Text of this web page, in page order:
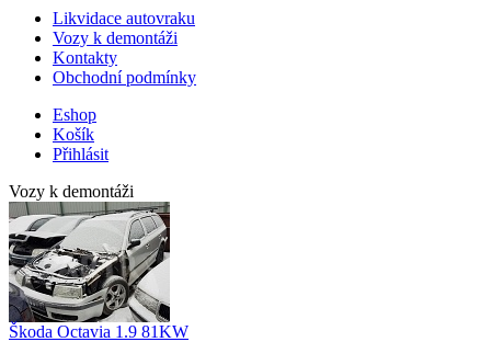
Likvidace autovraku
Vozy k demontáži
Kontakty
Obchodní podmínky
Eshop
Košík
Přihlásit
Vozy k demontáži
Škoda Octavia 1.9 81KW